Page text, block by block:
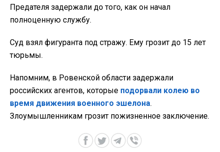
Предателя задержали до того, как он начал
полноценную службу.
Суд взял фигуранта под стражу. Ему грозит до 15 лет
тюрьмы.
Напомним, в Ровенской области задержали
российских агентов, которые подорвали колею во
время движения военного эшелона.
Злоумышленникам грозит пожизненное заключение.